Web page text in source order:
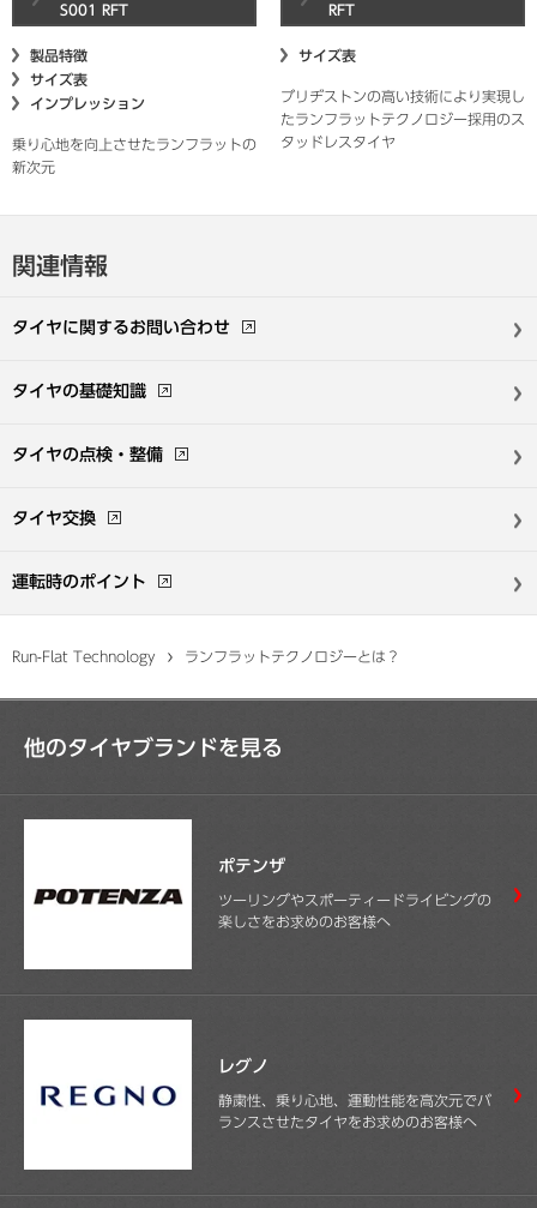
S001 RFT
製品特徴
サイズ表
インプレッション
乗り心地を向上させたランフラットの
新次元
RFT
サイズ表
ブリヂストンの高い技術により実現し
たランフラットテクノロジー採用のス
タッドレスタイヤ
関連情報
タイヤに関するお問い合わせ
タイヤの基礎知識
タイヤの点検・整備
タイヤ交換
運転時のポイント
Run-Flat Technology ランフラットテクノロジーとは？
他のタイヤブランドを見る
ポテンザ
ツーリングやスポーティードライビングの
楽しさをお求めのお客様へ
レグノ
静粛性、乗り心地、運動性能を高次元でバ
ランスさせたタイヤをお求めのお客様へ